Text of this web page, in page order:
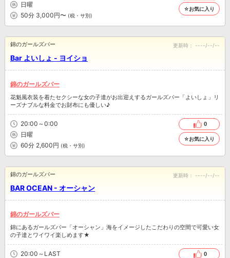
日曜
50分 3,000円〜 (税・サ別)
☆お気に入り
Bar よいしょ - ヨイショ
錦のガールズバー 更新時： ----/--/--
錦のガールズバー
花魁風衣装を着たセクシーな女の子達がお出迎えするガールズバー「よいしょ」リ
ーズナブルな料金でお財布にも優しい♪
20:00～0:00
日曜
60分 2,600円 (税・サ別)
0
☆お気に入り
BAR OCEAN - オーシャン
錦のガールズバー 更新時： ----/--/--
錦のガールズバー
錦にあるガールズバー「オーシャン」海をイメージしたこだわりの空間で可愛い女
の子達とワイワイ楽しめます★
20:00～LAST
0